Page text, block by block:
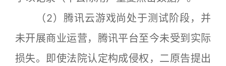
（2）腾讯云游戏尚处于测试阶段，并
未开展商业运营，腾讯平台至今未受到实际
损失。即使法院认定构成侵权，二原告提出